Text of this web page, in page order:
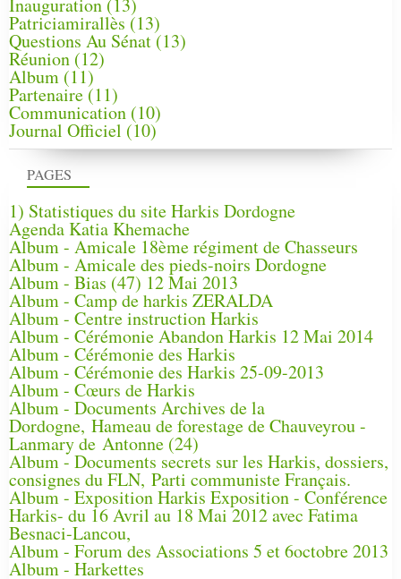
PAGES
1) Statistiques du site Harkis Dordogne
Agenda Katia Khemache
Album - Amicale 18ème régiment de Chasseurs
Album - Amicale des pieds-noirs Dordogne
Album - Bias (47) 12 Mai 2013
Album - Camp de harkis ZERALDA
Album - Centre instruction Harkis
Album - Cérémonie Abandon Harkis 12 Mai 2014
Album - Cérémonie des Harkis
Album - Cérémonie des Harkis 25-09-2013
Album - Cœurs de Harkis
Album - Documents Archives de la
Dordogne, Hameau de forestage de Chauveyrou -
Lanmary de Antonne (24)
Album - Documents secrets sur les Harkis, dossiers,
consignes du FLN, Parti communiste Français.
Album - Exposition Harkis Exposition - Conférence
Harkis- du 16 Avril au 18 Mai 2012 avec Fatima
Besnaci-Lancou,
Album - Forum des Associations 5 et 6octobre 2013
Album - Harkettes
Patriciamirallès (13)
Questions Au Sénat(13)
Réunion (12)
Album (11)
Partenaire(11)
Communication (10)
Journal Officiel (10)